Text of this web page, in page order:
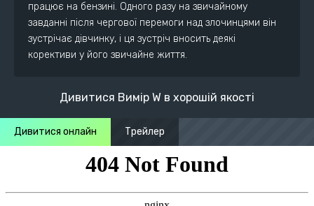
працює на бензині. Одного разу на звичайному
завданні після чергової перемоги над злочинцями він
зустрічає дівчинку, і ця зустріч вносить деякі
корективи у його звичайне життя.
Дивитися Вимір W в хорошій якості
Дивитися онлайн Трейлер